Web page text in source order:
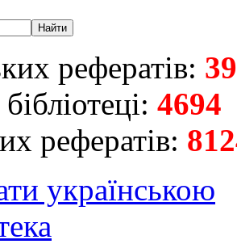
рефератів:
4694
рефератів:
українською